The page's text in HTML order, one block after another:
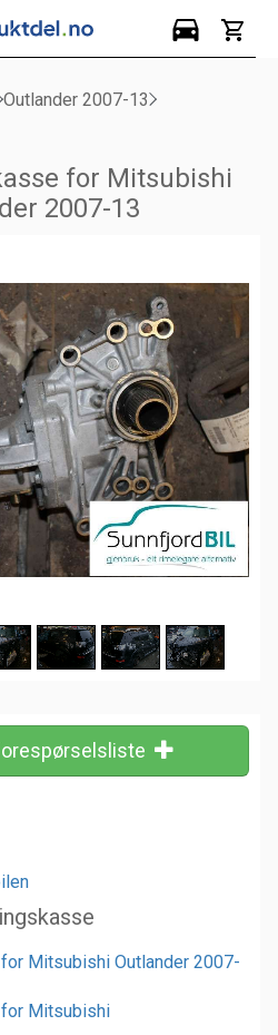
Outlander 2007-13
for Mitsubishi
2007-13
Mitsubishi Outlander 2007-
Mitsubishi